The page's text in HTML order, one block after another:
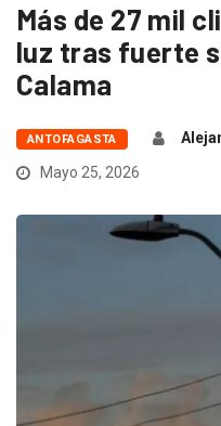
Más de 27 mil
luz tras fuerte
Calama
ANTOFAGASTA
Mayo 25, 2026